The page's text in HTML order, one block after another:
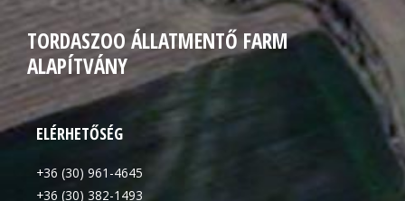
TORDASZOO ÁLLATMENTŐ FARM
ALAPÍTVÁNY
ELÉRHETŐSÉG
+36 (30) 961-4645
+36 (30) 382-1493